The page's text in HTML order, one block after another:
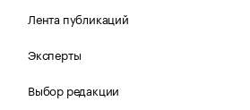
Лента публикаций
Эксперты
Выбор редакции